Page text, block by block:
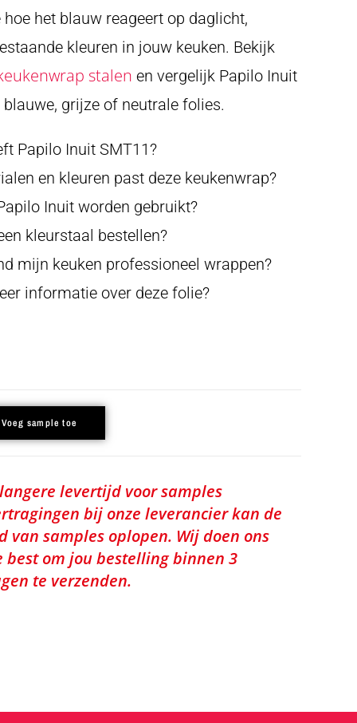
het blauw reageert op daglicht,
kleuren in jouw keuken. Bekijk
stalen en vergelijk Papilo Inuit
grijze of neutrale folies.
Papilo Inuit SMT11?
en kleuren past deze keukenwrap?
Inuit worden gebruikt?
kleurstaal bestellen?
mijn keuken professioneel wrappen?
informatie over deze folie?
Voeg sample toe
levertijd voor samples
bij onze leverancier kan de
van samples oplopen. Wij doen ons
best om jou bestelling binnen 3
te verzenden.